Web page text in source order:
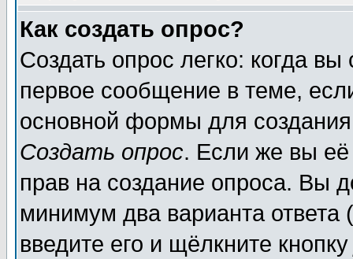
Как создать опрос?
Создать опрос легко: когда
первое сообщение в теме,
основной формы для
Создать опрос. Если же вы её
прав на создание опроса. Вы
минимум два варианта ответа
введите его и щёлкните